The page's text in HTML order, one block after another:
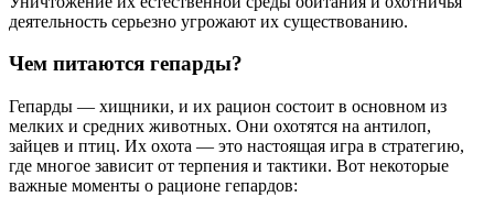
деятельность серьезно угрожают их существованию.
Чем питаются гепарды?
Гепарды — хищники, и их рацион состоит в основном из
мелких и средних животных. Они охотятся на антилоп,
зайцев и птиц. Их охота — это настоящая игра в стратегию,
где многое зависит от терпения и тактики. Вот некоторые
важные моменты о рационе гепардов: